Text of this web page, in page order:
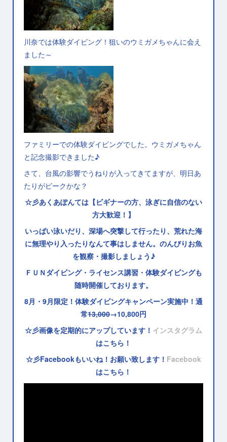
川奈では体験ダイビング！狙いのウミガメちゃんに会え
ました～
ファミリーでの体験ダイビングでした。ウミガメちゃん
と記念撮影できました♪
さて、台風の影響でうねりが入ってきてますが、明日あ
たりがピークかな？
☆彡あくあぽんては【ビギナーの方、泳ぎに自信のない
方大歓迎！】
いっぱい泳いだり、深場へ突撃して行ったり、荒れた海
に無理やり入ったりなんて事はしません。のんびりお魚
を観察・撮影しましょう♪
ＦＵＮダイビング・ライセンス講習・体験ダイビングも
随時開催しております。
8月・9月限定！体験ダイビングキャンペーン実施中！通
常13,000→10,800円
☆彡画像を定期的にアップしています！ インスタグラム
はこちら！
☆彡Facebookもいいね！お願い致します！ Facebook
はこちら！